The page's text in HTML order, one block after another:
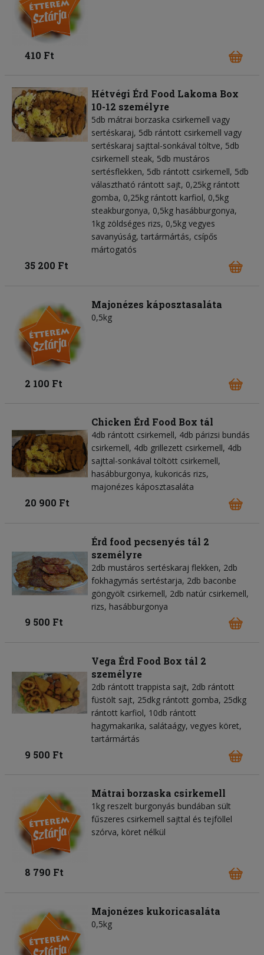
410 Ft
Hétvégi Érd Food Lakoma Box
10-12 személyre
5db mátrai borzaska csirkemell vagy
sertéskaraj, 5db rántott csirkemell vagy
sertéskaraj sajttal-sonkával töltve, 5db
csirkemell steak, 5db mustáros
sertésflekken, 5db rántott csirkemell, 5db
választható rántott sajt, 0,25kg rántott
gomba, 0,25kg rántott karfiol, 0,5kg
steakburgonya, 0,5kg hasábburgonya,
1kg zöldséges rizs, 0,5kg vegyes
savanyúság, tartármártás, csípős
mártogatós
35 200 Ft
Majonézes káposztasaláta
0,5kg
2 100 Ft
Chicken Érd Food Box tál
4db rántott csirkemell, 4db párizsi bundás
csirkemell, 4db grillezett csirkemell, 4db
sajttal-sonkával töltött csirkemell,
hasábburgonya, kukoricás rizs,
majonézes káposztasaláta
20 900 Ft
Érd food pecsenyés tál 2
személyre
2db mustáros sertéskaraj flekken, 2db
fokhagymás sertéstarja, 2db baconbe
göngyölt csirkemell, 2db natúr csirkemell,
rizs, hasábburgonya
9 500 Ft
Vega Érd Food Box tál 2
személyre
2db rántott trappista sajt, 2db rántott
füstölt sajt, 25dkg rántott gomba, 25dkg
rántott karfiol, 10db rántott
hagymakarika, salátaágy, vegyes köret,
tartármártás
9 500 Ft
Mátrai borzaska csirkemell
1kg reszelt burgonyás bundában sült
fűszeres csirkemell sajttal és tejföllel
szórva, köret nélkül
8 790 Ft
Majonézes kukoricasaláta
0,5kg